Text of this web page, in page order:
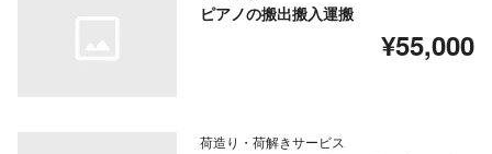
ピアノの搬出搬入運搬
¥55,000
荷造り・荷解きサービス